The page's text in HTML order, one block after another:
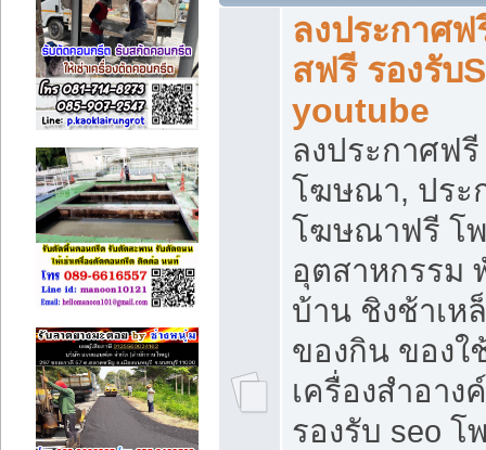
ลงประกาศ
สฟรี รองรับ
youtube
ลงประกาศฟ
โฆษณา, ประ
โฆษณาฟรี โ
อุตสาหกรรม
บ้าน ชิงช้าเห
ของกิน ของใ
เครื่องสำอา
รองรับ seo โ